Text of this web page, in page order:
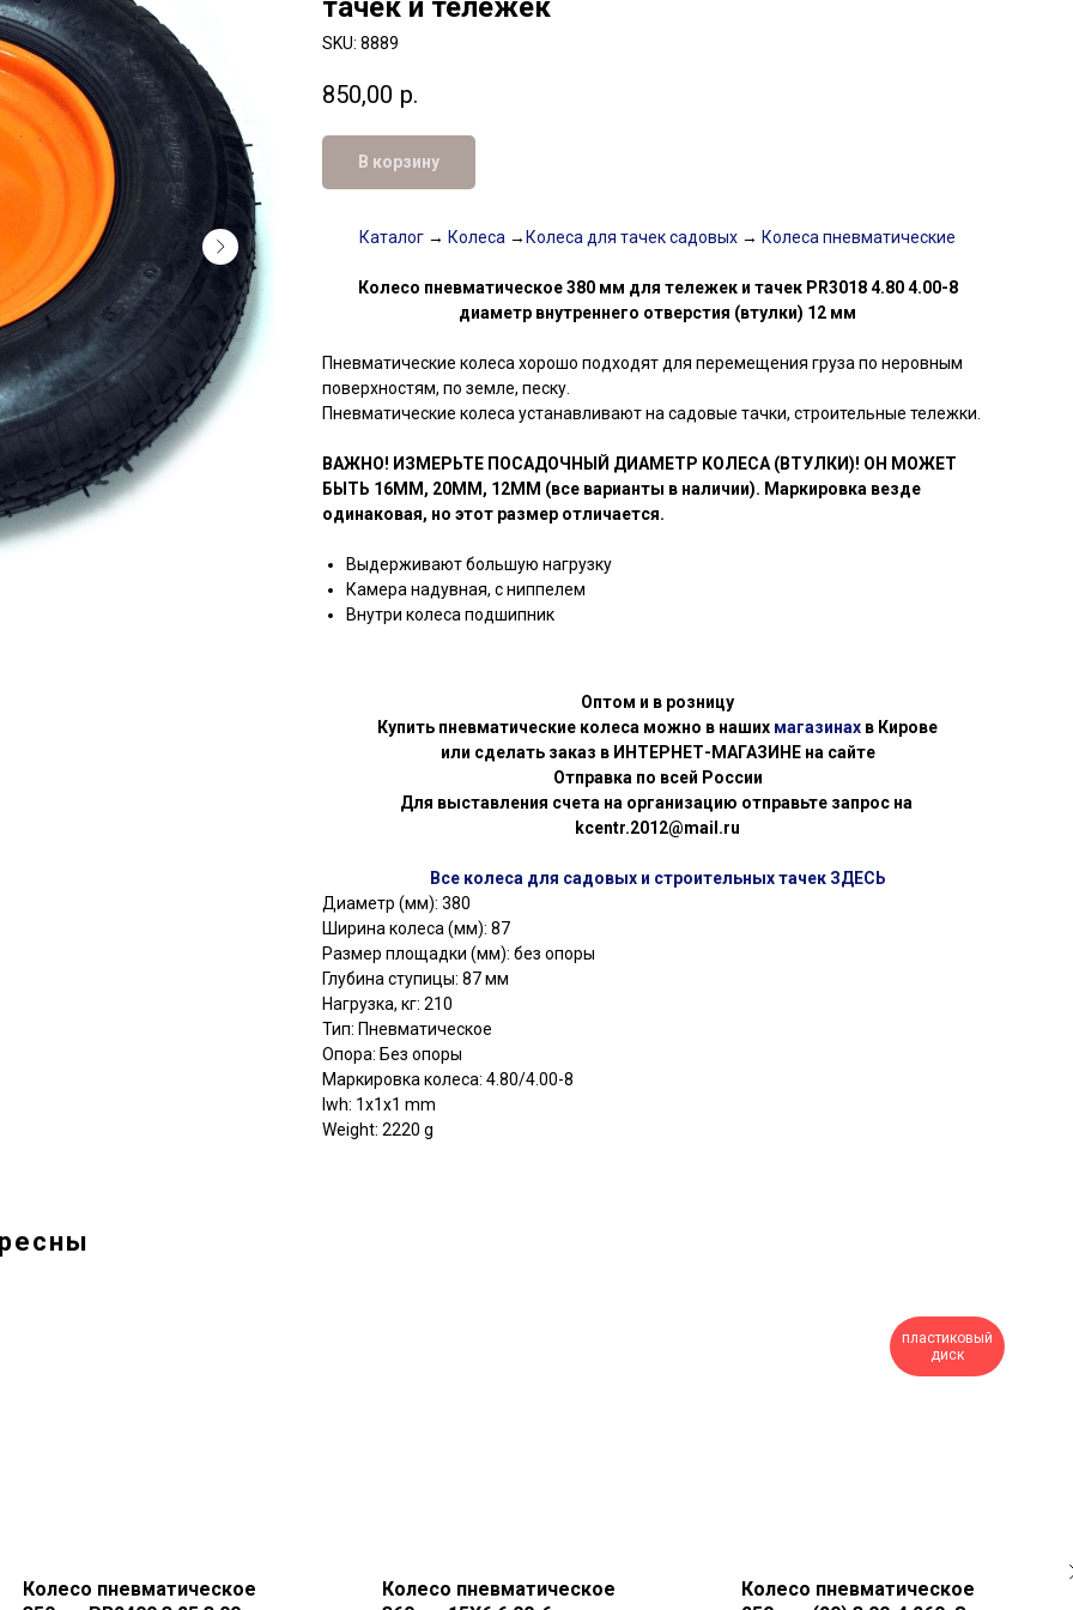
тачек и тележек
SKU: 8889
850,00 р.
В корзину
Каталог → Колеса → Колеса для тачек садовых → Колеса пневматические
Колесо пневматическое 380 мм для тележек и тачек PR3018 4.80 4.00-8
диаметр внутреннего отверстия (втулки) 12 мм
Пневматические колеса хорошо подходят для перемещения груза по неровным
поверхностям, по земле, песку.
Пневматические колеса устанавливают на садовые тачки, строительные тележки.
ВАЖНО! ИЗМЕРЬТЕ ПОСАДОЧНЫЙ ДИАМЕТР КОЛЕСА (ВТУЛКИ)! ОН МОЖЕТ
БЫТЬ 16ММ, 20ММ, 12ММ (все варианты в наличии). Маркировка везде
одинаковая, но этот размер отличается.
Выдерживают большую нагрузку
Камера надувная, с ниппелем
Внутри колеса подшипник
Оптом и в розницу
Купить пневматические колеса можно в наших магазинах в Кирове
или сделать заказ в ИНТЕРНЕТ-МАГАЗИНЕ на сайте
Отправка по всей России
Для выставления счета на организацию отправьте запрос на
kcentr.2012@mail.ru
Все колеса для садовых и строительных тачек ЗДЕСЬ
Диаметр (мм): 380
Ширина колеса (мм): 87
Размер площадки (мм): без опоры
Глубина ступицы: 87 мм
Нагрузка, кг: 210
Тип: Пневматическое
Опора: Без опоры
Маркировка колеса: 4.80/4.00-8
lwh: 1x1x1 mm
Weight: 2220 g
Колесо пневматическое
Колесо пневматическое
пластиковый
диск
Колесо пневматическое